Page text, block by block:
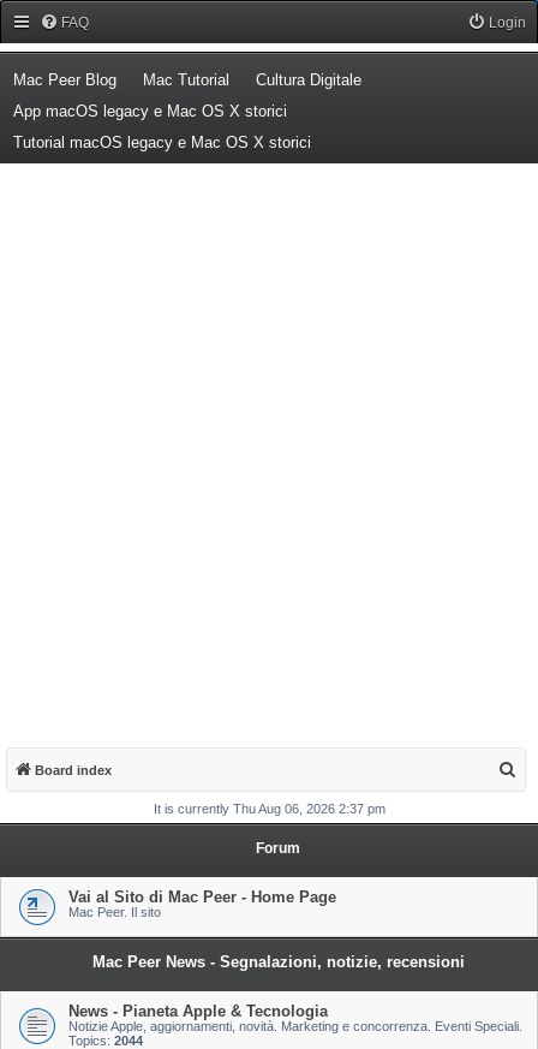
FAQ Login
Mac Peer Blog(Opens a new tab)
Mac Tutorial (Opens a new tab)
Cultura Digitale(Opens a new tab)
App macOS legacy e Mac OS X storici
Tutorial macOS legacy e Mac OS X storici
Board index
a
It is currently Thu Aug 06, 2026 2:37 pm
Forum
Vai al Sito di Mac Peer - Home Page
Mac Peer. Il sito
Mac Peer News - Segnalazioni, notizie, recensioni
News - Pianeta Apple & Tecnologia
Notizie Apple, aggiornamenti, novità. Marketing e concorrenza. Eventi Speciali.
Topics: 2044